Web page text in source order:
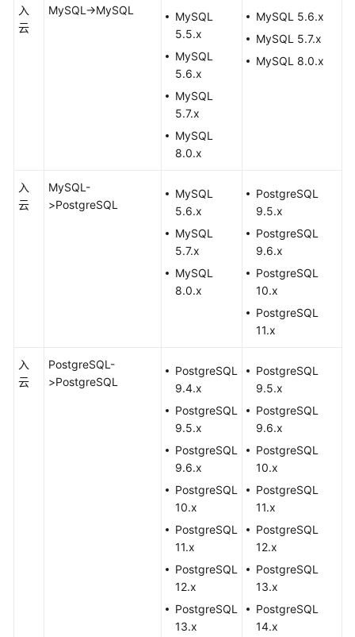
产
数
据
用
说
入
云
MySQL->MySQL
MySQL
5.5.x
MySQL
5.6.x
MySQL
5.7.x
MySQL
8.0.x
MySQL 5.6.x
MySQL 5.7.x
MySQL 8.0.x
入
云
MySQL-
>PostgreSQL
MySQL
5.6.x
MySQL
5.7.x
MySQL
8.0.x
PostgreSQL
9.5.x
PostgreSQL
9.6.x
PostgreSQL
10.x
PostgreSQL
11.x
入
云
PostgreSQL-
>PostgreSQL
PostgreSQL
9.4.x
PostgreSQL
9.5.x
PostgreSQL
9.6.x
PostgreSQL
10.x
PostgreSQL
11.x
PostgreSQL
12.x
PostgreSQL
13.x
PostgreSQL
9.5.x
PostgreSQL
9.6.x
PostgreSQL
10.x
PostgreSQL
11.x
PostgreSQL
12.x
PostgreSQL
13.x
PostgreSQL
14.x